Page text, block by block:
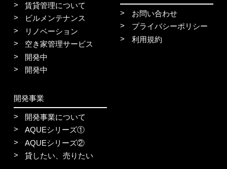
賃貸管理について
ビルメンテナンス
リノベーション
空き家管理サービス
開発中
開発中
開発事業
開発事業について
AQUEシリーズ①
AQUEシリーズ②
貸したい、売りたい
お問い合わせ
プライバシーポリシー
利用規約